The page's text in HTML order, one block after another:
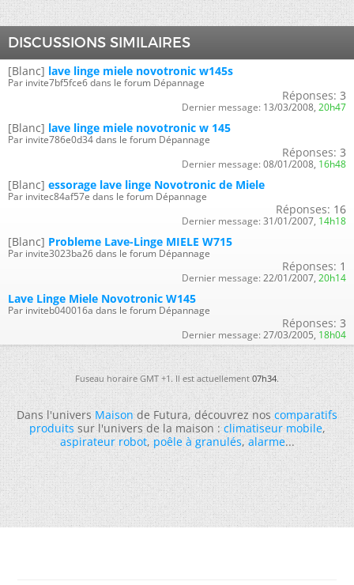
DISCUSSIONS SIMILAIRES
[Blanc] lave linge miele novotronic w145s
Par invite7bf5fce6 dans le forum Dépannage
Réponses: 3
Dernier message: 13/03/2008, 20h47
[Blanc] lave linge miele novotronic w 145
Par invite786e0d34 dans le forum Dépannage
Réponses: 3
Dernier message: 08/01/2008, 16h48
[Blanc] essorage lave linge Novotronic de Miele
Par invitec84af57e dans le forum Dépannage
Réponses: 16
Dernier message: 31/01/2007, 14h18
[Blanc] Probleme Lave-Linge MIELE W715
Par invite3023ba26 dans le forum Dépannage
Réponses: 1
Dernier message: 22/01/2007, 20h14
Lave Linge Miele Novotronic W145
Par inviteb040016a dans le forum Dépannage
Réponses: 3
Dernier message: 27/03/2005, 18h04
Fuseau horaire GMT +1. Il est actuellement07h34.
Dans l'universMaisonde Futura, découvrez noscomparatifs
produitssur l'univers de la maison :climatiseur mobile,
aspirateur robot,poêle à granulés,alarme...